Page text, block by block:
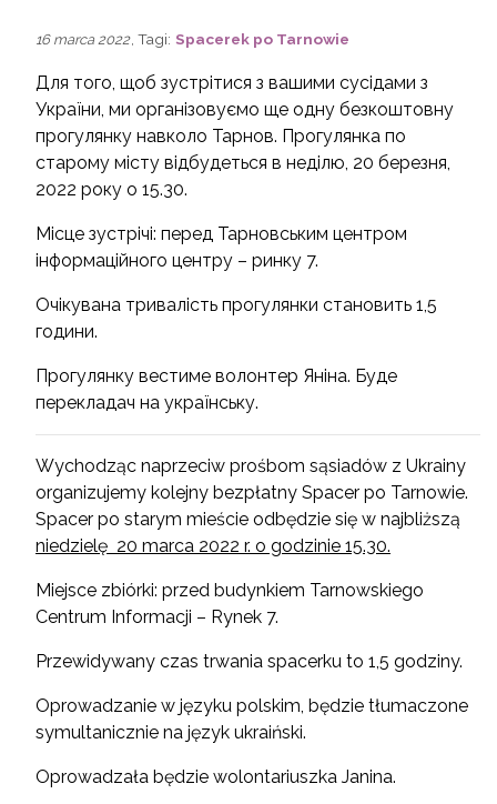
16 marca 2022 , Tagi: Spacerek po Tarnowie
Для того, щоб зустрітися з вашими сусідами з
України, ми організовуємо ще одну безкоштовну
прогулянку навколо Тарнов. Прогулянка по
старому місту відбудеться в неділю, 20 березня,
2022 року о 15.30.
Місце зустрічі: перед Тарновським центром
інформаційного центру – ринку 7.
Очікувана тривалість прогулянки становить 1,5
години.
Прогулянку вестиме волонтер Яніна. Буде
перекладач на українську.
Wychodząc naprzeciw prośbom sąsiadów z Ukrainy
organizujemy kolejny bezpłatny Spacer po Tarnowie.
Spacer po starym mieście odbędzie się w najbliższą
niedzielę 20 marca 2022 r. o godzinie 15.30.
Miejsce zbiórki: przed budynkiem Tarnowskiego
Centrum Informacji – Rynek 7.
Przewidywany czas trwania spacerku to 1,5 godziny.
Oprowadzanie w języku polskim, będzie tłumaczone
symultanicznie na język ukraiński.
Oprowadzała będzie wolontariuszka Janina.